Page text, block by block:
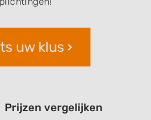
uw klus
Prijzen vergelijken